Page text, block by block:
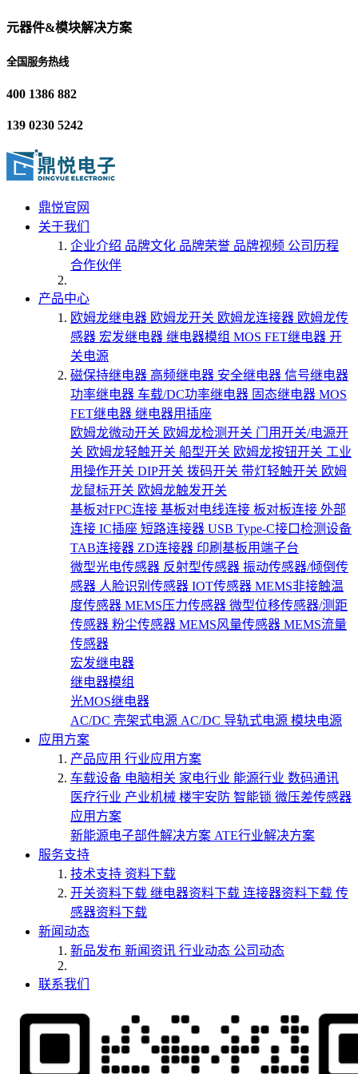
元器件&模块解决方案
全国服务热线
400 1386 882
139 0230 5242
鼎悦官网
关于我们
企业介绍 品牌文化 品牌荣誉 品牌视频 公司历程
合作伙伴
产品中心
欧姆龙继电器 欧姆龙开关 欧姆龙连接器 欧姆龙传
感器 宏发继电器 继电器模组 MOS FET继电器 开
关电源
磁保持继电器 高频继电器 安全继电器 信号继电器
功率继电器 车载/DC功率继电器 固态继电器 MOS
FET继电器 继电器用插座
欧姆龙微动开关 欧姆龙检测开关 门用开关/电源开
关 欧姆龙轻触开关 船型开关 欧姆龙按钮开关 工业
用操作开关 DIP开关 拨码开关 带灯轻触开关 欧姆
龙鼠标开关 欧姆龙触发开关
基板对FPC连接 基板对电线连接 板对板连接 外部
连接 IC插座 短路连接器 USB Type-C接口检测设备
TAB连接器 ZD连接器 印刷基板用端子台
微型光电传感器 反射型传感器 振动传感器/倾倒传
感器 人脸识别传感器 IOT传感器 MEMS非接触温
度传感器 MEMS压力传感器 微型位移传感器/测距
传感器 粉尘传感器 MEMS风量传感器 MEMS流量
传感器
宏发继电器
继电器模组
光MOS继电器
AC/DC 壳架式电源 AC/DC 导轨式电源 模块电源
应用方案
产品应用 行业应用方案
车载设备 电脑相关 家电行业 能源行业 数码通讯
医疗行业 产业机械 楼宇安防 智能锁 微压差传感器
应用方案
新能源电子部件解决方案 ATE行业解决方案
服务支持
技术支持 资料下载
开关资料下载 继电器资料下载 连接器资料下载 传
感器资料下载
新闻动态
新品发布 新闻资讯 行业动态 公司动态
联系我们